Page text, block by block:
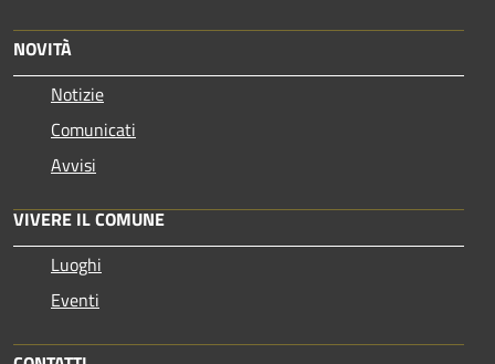
NOVITÀ
Notizie
Comunicati
Avvisi
VIVERE IL COMUNE
Luoghi
Eventi